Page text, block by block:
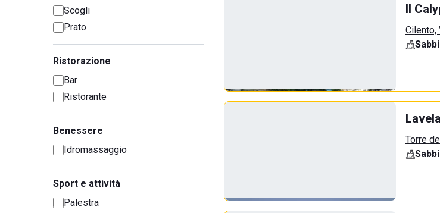
Scogli
Prato
Ristorazione
Bar
Ristorante
Benessere
Idromassaggio
Sport e attività
Palestra
Il
Cilento,
Torre